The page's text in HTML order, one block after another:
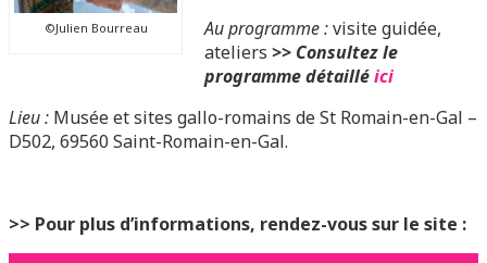
©Julien Bourreau
Au programme :visite guidée,
ateliers >> Consultez le
programme détailléici
Lieu : Musée et sites gallo-romains de St Romain-en-Gal –
D502, 69560 Saint-Romain-en-Gal.
>> Pour plus d’informations, rendez-vous sur le site :